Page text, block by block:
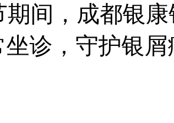
期间，成都银
坐诊，守护银